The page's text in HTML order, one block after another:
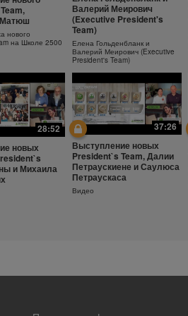
фактора
с SPF30
Ежедневный
увлажняющий крем
Узнайте больше об уходе за
кожей!
нового
на Школе 2500
Валерий Меирович
(Executive President's
Team)
Елена Гольденбланк и
Валерий Меирович (Executive
President's Team)
28:52
новых
и Михаила
37:26
Выступление новых
President`s Team, Далии
Петраускиене и Саулюса
Петраускаса
Видео